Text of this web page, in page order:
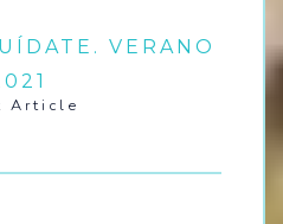
VERANO
Article